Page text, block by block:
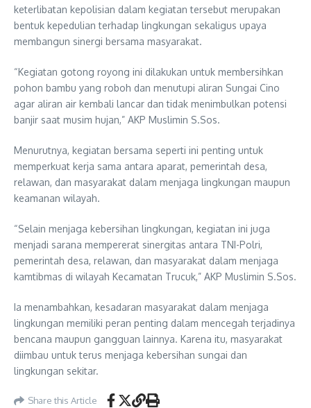
keterlibatan kepolisian dalam kegiatan tersebut merupakan
bentuk kepedulian terhadap lingkungan sekaligus upaya
membangun sinergi bersama masyarakat.
“Kegiatan gotong royong ini dilakukan untuk membersihkan
pohon bambu yang roboh dan menutupi aliran Sungai Cino
agar aliran air kembali lancar dan tidak menimbulkan potensi
banjir saat musim hujan,” AKP Muslimin S.Sos.
Menurutnya, kegiatan bersama seperti ini penting untuk
memperkuat kerja sama antara aparat, pemerintah desa,
relawan, dan masyarakat dalam menjaga lingkungan maupun
keamanan wilayah.
“Selain menjaga kebersihan lingkungan, kegiatan ini juga
menjadi sarana mempererat sinergitas antara TNI-Polri,
pemerintah desa, relawan, dan masyarakat dalam menjaga
kamtibmas di wilayah Kecamatan Trucuk,” AKP Muslimin S.Sos.
Ia menambahkan, kesadaran masyarakat dalam menjaga
lingkungan memiliki peran penting dalam mencegah terjadinya
bencana maupun gangguan lainnya. Karena itu, masyarakat
diimbau untuk terus menjaga kebersihan sungai dan
lingkungan sekitar.
Share this Article